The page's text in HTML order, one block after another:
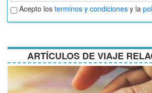
Aceptar
términos
y
Acepto los terminos y condiciones y la
ARTÍCULOS DE VIAJE